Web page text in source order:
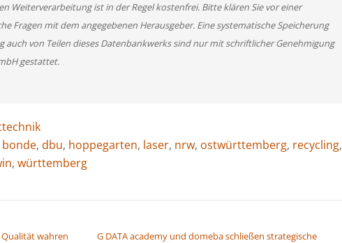
Weiterverarbeitung ist in der Regel kostenfrei. Bitte klären Sie vor einer
Fragen mit dem angegebenen Herausgeber. Eine systematische Speicherung
auch von Teilen dieses Datenbankwerks sind nur mit schriftlicher Genehmigung
gestattet.
bonde, dbu, hoppegarten, laser, nrw, ostwürttemberg, recycling,
, württemberg
wahren
G DATA academy und domeba schließen strategische